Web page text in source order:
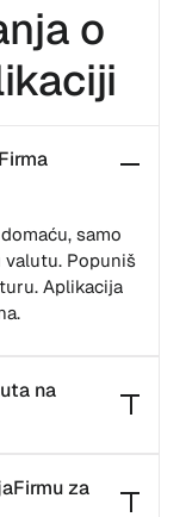
o
samo
valutu. Popuniš
Aplikacija
na
valuti. Po
za